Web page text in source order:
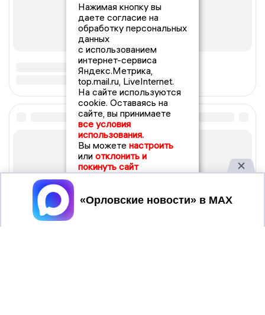
Нажимая кнопку вы
даете согласие на
обработку персональных
данных
с использованием
интернет-сервиса
Яндекс.Метрика,
top.mail.ru, LiveInternet.
На сайте используются
cookie. Оставаясь на
сайте, вы принимаете
все условия
использования.
Вы можете настроить
или отклонить и
покинуть сайт
Принять